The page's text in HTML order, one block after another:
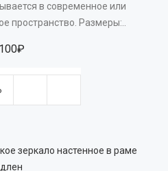
в современное или
пространство. Размеры:..